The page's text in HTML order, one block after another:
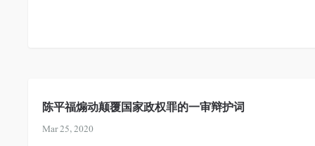
陈平福煽动颠覆国家政权罪的一审辩护词
Mar 25, 2020